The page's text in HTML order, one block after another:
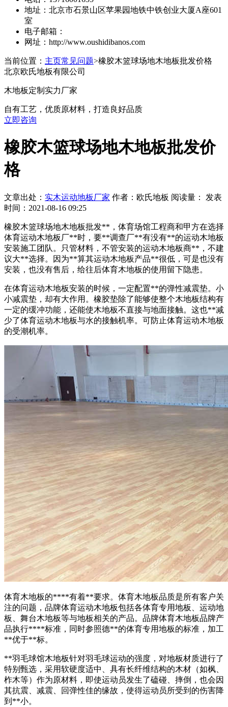
地址：北京市石景山区苹果园地铁中铁创业大厦A座601
室
电子邮箱：
网址：http://www.oushidibanos.com
当前位置： 主页常见问题>橡胶木篮球场地木地板批发价格
北京欧氏地板有限公司
木地板定制实力厂家
自有工艺，优质原材料，打造良好品质
立即咨询
橡胶木篮球场地木地板批发价
格
文章出处： 实木运动地板厂家 作者：欧氏地板 阅读量：
发表
时间：2021-08-16 09:25
橡胶木篮球场地木地板批发**，体育场馆工程商和甲方在选择
体育运动木地板厂**时，要**调查厂**有没有**的运动木地板
安装施工团队。只管材料，不管安装的运动木地板商**，不建
议大**选择。因为**算其运动木地板产品**很低，可是也没有
安装，也没有售后，给往后体育木地板的使用留下隐患。
在体育运动木地板安装的时候，一定配置**的弹性减震垫。小
小减震垫，却有大作用。橡胶垫除了能够使整个木地板结构有
一定的缓冲功能，还能使木地板不直接与地面接触。这也**减
少了体育运动木地板与水的接触机率。可防止体育运动木地板
的受潮机率。
体育木地板的****有着**要求。体育木地板品质是所有客户关
注的问题，品牌体育运动木地板包括各体育专用地板、运动地
板、舞台木地板等与地板相关的产品。品牌体育木地板品牌产
品执行****标准，同时参照德**的体育专用地板的标准，加工
**优于**标。
**羽毛球馆木地板针对羽毛球运动的强度，对地板材质进行了
特别甄选，采用软硬度适中、具有长纤维结构的木材（如枫、
柞木等）作为原材料，即使运动员发生了磕碰、摔倒，也会因
其抗震、减震、回弹性佳的缘故，使得运动员所受到的伤害降
到**小。